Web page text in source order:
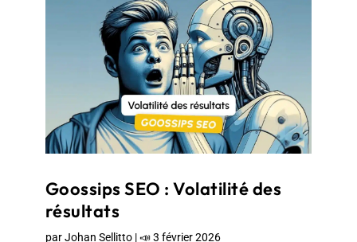
Goossips SEO : Volatilité des
résultats
parJohan Sellitto|📣 3 février 2026